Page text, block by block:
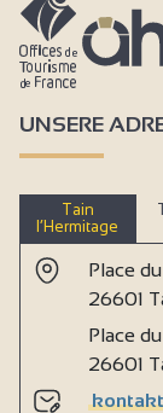
UNSERE
Tain
l’Hermitage
Place
26601
Place
26601